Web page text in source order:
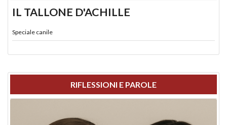
IL TALLONE D'ACHILLE
Speciale canile
RIFLESSIONI E PAROLE